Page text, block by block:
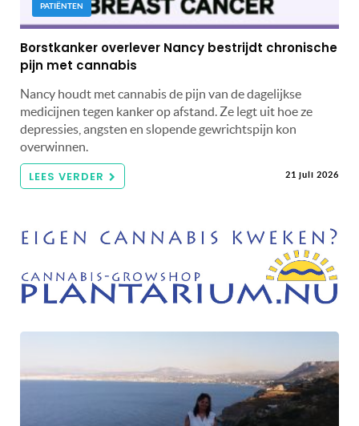
PATIËNTEN
Borstkanker overlever Nancy bestrijdt chronische
pijn met cannabis
Nancy houdt met cannabis de pijn van de dagelijkse
medicijnen tegen kanker op afstand. Ze legt uit hoe ze
depressies, angsten en slopende gewrichtspijn kon
overwinnen.
LEES VERDER 21 juli 2026